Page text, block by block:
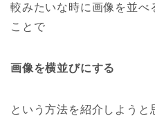
較みたいな時に画像を並べ
ことで
画像を横並びにする
という方法を紹介しようと